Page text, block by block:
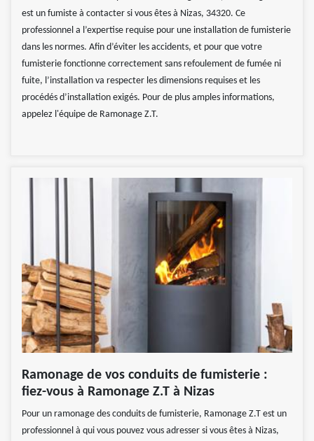
est un fumiste à contacter si vous êtes à Nizas, 34320. Ce
professionnel a l’expertise requise pour une installation de fumisterie
dans les normes. Afin d’éviter les accidents, et pour que votre
fumisterie fonctionne correctement sans refoulement de fumée ni
fuite, l’installation va respecter les dimensions requises et les
procédés d’installation exigés. Pour de plus amples informations,
appelez l'équipe de Ramonage Z.T.
Ramonage de vos conduits de fumisterie :
fiez-vous à Ramonage Z.T à Nizas
Pour un ramonage des conduits de fumisterie, Ramonage Z.T est un
professionnel à qui vous pouvez vous adresser si vous êtes à Nizas,